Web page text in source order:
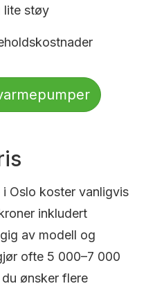
lite støy
Oslo koster vanligvis
inkludert
av modell og
ofte 5 000–7 000
ønsker flere